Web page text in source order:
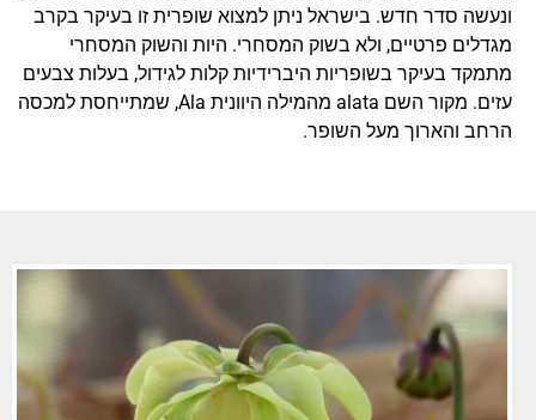
ונעשה סדר חדש. בישראל ניתן למצוא שופרית זו בעיקר בקרב
מגדלים פרטיים, ולא בשוק המסחרי. היות והשוק המסחרי
מתמקד בעיקר בשופריות היברידיות קלות לגידול, בעלות צבעים
עזים. מקור השם alata מהמילה היוונית Ala, שמתייחסת למכסה
הרחב והארוך מעל השופר.